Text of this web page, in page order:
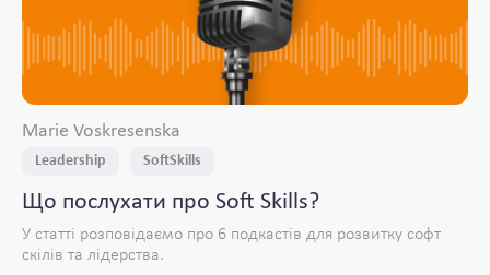
Marie Voskresenska
Leadership SoftSkills
Що послухати про Soft Skills?
У статті розповідаємо про 6 подкастів для розвитку софт
скілів та лідерства.